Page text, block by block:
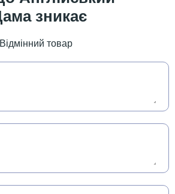
зникає